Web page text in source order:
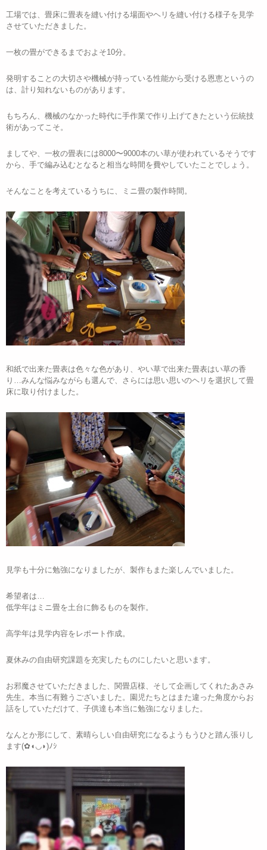
工場では、畳床に畳表を縫い付ける場面やヘリを縫い付ける様子を見学
させていただきました。
一枚の畳ができるまでおよそ10分。
発明することの大切さや機械が持っている性能から受ける恩恵というの
は、計り知れないものがあります。
もちろん、機械のなかった時代に手作業で作り上げてきたという伝統技
術があってこそ。
ましてや、一枚の畳表には8000〜9000本のい草が使われているそうです
から、手で編み込むとなると相当な時間を費やしていたことでしょう。
そんなことを考えているうちに、ミニ畳の製作時間。
和紙で出来た畳表は色々な色があり、やい草で出来た畳表はい草の香
り…みんな悩みながらも選んで、さらには思い思いのヘリを選択して畳
床に取り付けました。
見学も十分に勉強になりましたが、製作もまた楽しんでいました。
希望者は…
低学年はミニ畳を土台に飾るものを製作。
高学年は見学内容をレポート作成。
夏休みの自由研究課題を充実したものにしたいと思います。
お邪魔させていただきました、関畳店様、そして企画してくれたあさみ
先生。本当に有難うございました。園児たちとはまた違った角度からお
話をしていただけて、子供達も本当に勉強になりました。
なんとか形にして、素晴らしい自由研究になるようもうひと踏ん張りし
ます(✿◖◡◗)ﾉｼ